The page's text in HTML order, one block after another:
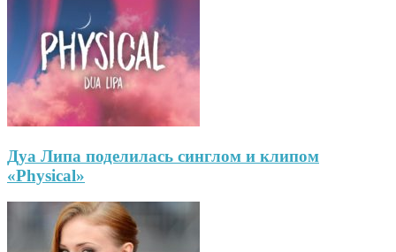
Дуа Липа поделилась синглом и клипом
«Physical»